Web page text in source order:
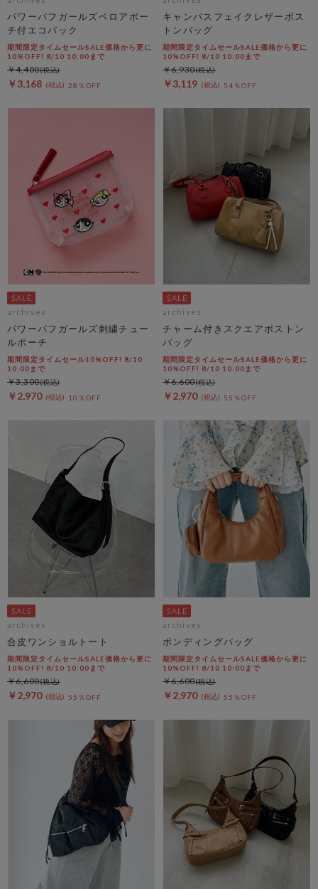
パワーパフガールズベロアポー
チ付エコバック
期間限定タイムセールSALE価格から更に
10%OFF! 8/10 10:00まで
￥3,168 28％OFF
￥4,400
キャンバスフェイクレザーボス
トンバッグ
期間限定タイムセールSALE価格から更に
10%OFF! 8/10 10:00まで
￥3,119 54％OFF
￥6,930
archives
パワーパフガールズ刺繍チュー
ルポーチ
期間限定タイムセール10%OFF! 8/10
10:00まで
￥2,970 10％OFF
￥3,300
archives
チャーム付きスクエアボストン
バッグ
期間限定タイムセールSALE価格から更に
10%OFF! 8/10 10:00まで
￥2,970 55％OFF
￥6,600
archives
合皮ワンショルトート
期間限定タイムセールSALE価格から更に
10%OFF! 8/10 10:00まで
￥2,970 55％OFF
￥6,600
archives
ボンディングバッグ
期間限定タイムセールSALE価格から更に
10%OFF! 8/10 10:00まで
￥2,970 55％OFF
￥6,600